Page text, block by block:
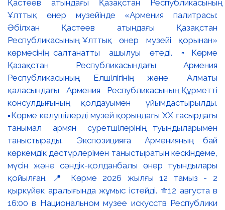
Қастеев атындағы Қазақстан Республикасының
Ұлттық өнер музейінде «Армения палитрасы:
Әбілхан Қастеев атындағы Қазақстан
Республикасының Ұлттық өнер музейі қорынан»
көрмесінің салтанатты ашылуы өтеді. ▫️Көрме
Қазақстан Республикасындағы Армения
Республикасының Елшілігінің және Алматы
қаласындағы Армения Республикасының Құрметті
консулдығының қолдауымен ұйымдастырылды.
▪️Көрме келушілерді музей қорындағы ХХ ғасырдағы
танымал армян суретшілерінің туындыларымен
таныстырады. Экспозицияға Арменияның бай
көркемдік дәстүрлерімен таныстыратын кескіндеме,
мүсін және сәндік-қолданбалы өнер туындылары
қойылған. 📍 Көрме 2026 жылғы 12 тамыз - 2
қыркүйек аралығында жұмыс істейді. ⚜️12 августа в
16:00 в Национальном музее искусств Республики